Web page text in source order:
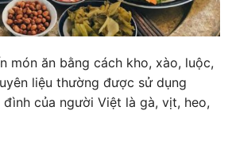
món ăn bằng cách kho, xào, luộc,
liệu thường được sử dụng
của người Việt là gà, vịt, heo,